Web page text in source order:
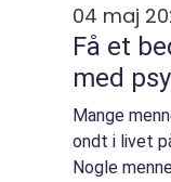
04 maj
Få et
med
Mange
ondt i livet
Nogle